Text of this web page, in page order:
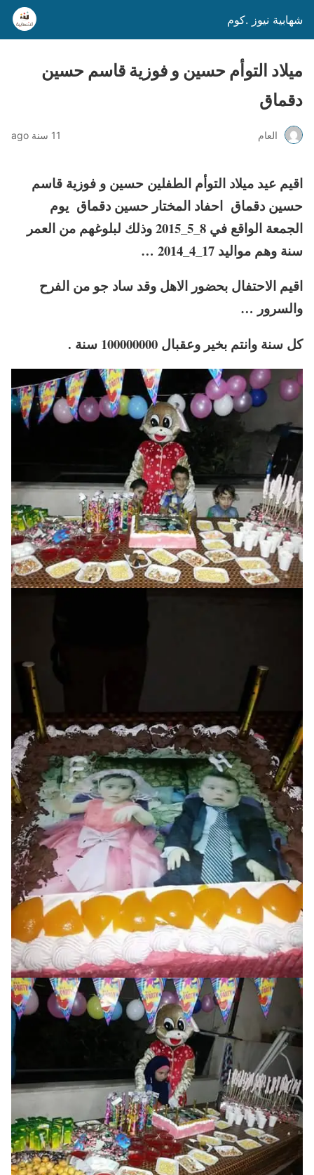
شهابية نيوز .كوم
ميلاد التوأم حسين و فوزية قاسم حسين
دقماق
العام 11 سنة ago
اقيم عيد ميلاد التوأم الطفلين حسين و فوزية قاسم
حسين دقماق احفاد المختار حسين دقماق يوم
الجمعة الواقع في 8_5_2015 وذلك لبلوغهم من العمر
سنة وهم مواليد 17_4_2014 …
اقيم الاحتفال بحضور الاهل وقد ساد جو من الفرح
والسرور …
كل سنة وانتم بخير وعقبال 100000000 سنة .